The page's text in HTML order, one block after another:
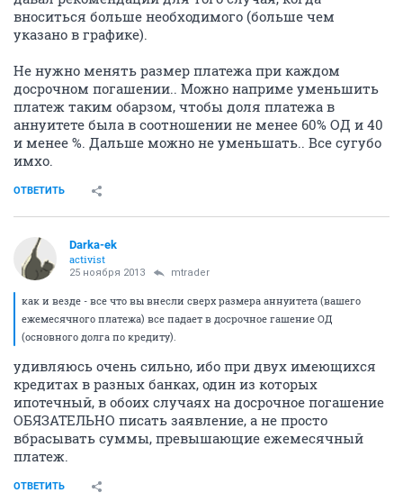
вноситься больше необходимого (больше чем
указано в графике).
Не нужно менять размер платежа при каждом
досрочном погашении.. Можно наприме уменьшить
платеж таким обарзом, чтобы доля платежа в
аннуитете была в соотношении не менее 60% ОД и 40
и менее %. Дальше можно не уменьшать.. Все сугубо
имхо.
ОТВЕТИТЬ
Darka-ek
activist
25 ноября 2013 mtrader
как и везде - все что вы внесли сверх размера аннуитета (вашего
ежемесячного платежа) все падает в досрочное гашение ОД
(основного долга по кредиту).
удивляюсь очень сильно, ибо при двух имеющихся
кредитах в разных банках, один из которых
ипотечный, в обоих случаях на досрочное погашение
ОБЯЗАТЕЛЬНО писать заявление, а не просто
вбрасывать суммы, превышающие ежемесячный
платеж.
ОТВЕТИТЬ